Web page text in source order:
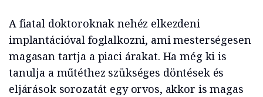
A fiatal doktoroknak nehéz elkezdeni
implantációval foglalkozni, ami mesterségesen
magasan tartja a piaci árakat. Ha még ki is
tanulja a műtéthez szükséges döntések és
eljárások sorozatát egy orvos, akkor is magas